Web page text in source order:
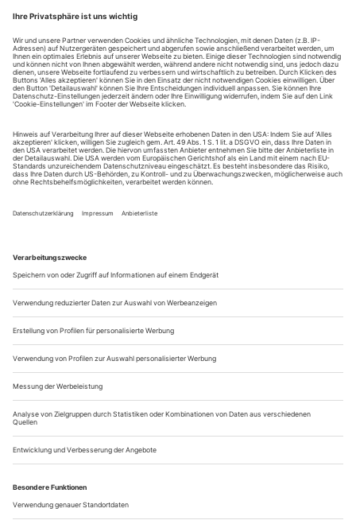
wo der Hammer hängt....
Spielplatz der Untoten
Thirza Bruncken beerdigt furios eine Ausgrabung: Arnolt Bronnens
«Geburt der Jugend» in Bremen
Die Pubertät als Zeit der naturwüchsigen Rebellion ist
hierzulande seit längerem eine aussterbende Lebensphase.
Sage und schreibe 70 Prozent aller deutschen Jugendlichen
wollen ihre Kinder haargenau so erziehen, wie sie selbst groß
geworden sind, fand die 14. Shell-Jugendstudie 2002 heraus.
Naivität ist Dummheit – und ein Selbstwiderspruch
Ihre Urteile sind naturgemäß unfehlbar und gerecht, glühen vor
Sachkenntnis und Leidenschaft, bersten vor Witz und Scharfsinn.
Aber welche Maßstäbe, Voraussetzungen und Vorlieben bestimmen
die Theaterkritik, nicht nur in dieser Zeitschrift? – Fragen wir am
besten die schreibenden Zuschauer selbst: Positionen der Kritik, eine
neue Serie. Es beginnt der Mitbegründer von «Theater heute», der
Unerreichte: Henning Rischbieter
Das Thema im sich erinnernden Kopfe hin und her wendend,
ist mir schließlich eingefallen, dass ich mit einem meiner
Irrtümer anfangen sollte. 1973 inszenierte Klaus Michael
Grüber am (mitbestimmten) Schauspiel Frankfurt Brechts